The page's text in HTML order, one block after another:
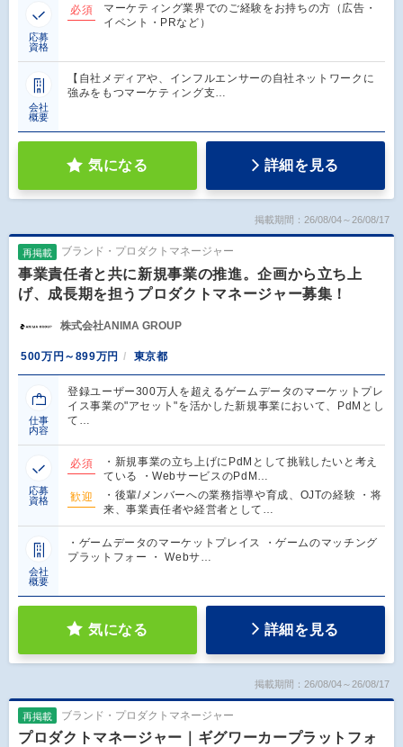
応募
資格
必須
マーケティング業界でのご経験をお持ちの方（広告・
イベント・PRなど）
会社
概要
【自社メディアや、インフルエンサーの自社ネットワークに
強みをもつマーケティング支…
気になる 詳細を見る
掲載期間：26/08/04～26/08/17
再掲載 ブランド・プロダクトマネージャー
事業責任者と共に新規事業の推進。企画から立ち上
げ、成長期を担うプロダクトマネージャー募集！
株式会社ANIMA GROUP
500万円～899万円 東京都
仕事
内容
登録ユーザー300万人を超えるゲームデータのマーケットプレ
イス事業の"アセット"を活かした新規事業において、PdMとし
て…
応募
資格
必須
・新規事業の立ち上げにPdMとして挑戦したいと考え
ている ・WebサービスのPdM…
歓迎
・後輩/メンバーへの業務指導や育成、OJTの経験 ・将
来、事業責任者や経営者として…
会社
概要
・ゲームデータのマーケットプレイス ・ゲームのマッチング
プラットフォー ・ Webサ…
気になる 詳細を見る
掲載期間：26/08/04～26/08/17
再掲載 ブランド・プロダクトマネージャー
プロダクトマネージャー｜ギグワーカープラットフォ